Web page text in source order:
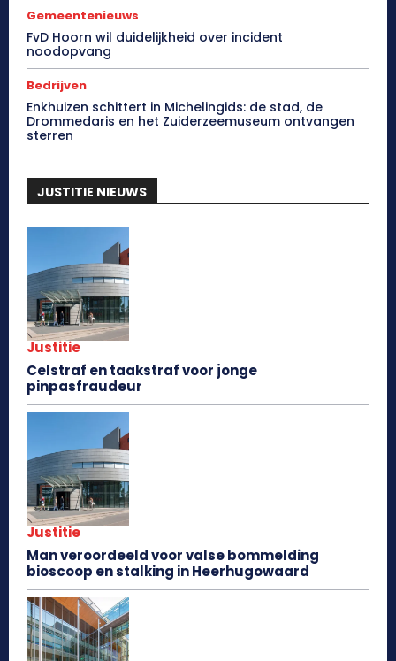
Gemeentenieuws
FvD Hoorn wil duidelijkheid over incident
noodopvang
Bedrijven
Enkhuizen schittert in Michelingids: de stad, de
Drommedaris en het Zuiderzeemuseum ontvangen
sterren
JUSTITIE NIEUWS
Justitie
Celstraf en taakstraf voor jonge
pinpasfraudeur
Justitie
Man veroordeeld voor valse bommelding
bioscoop en stalking in Heerhugowaard